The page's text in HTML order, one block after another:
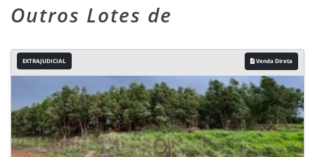
Outros Lotes de
EXTRAJUDICIAL Venda Direta